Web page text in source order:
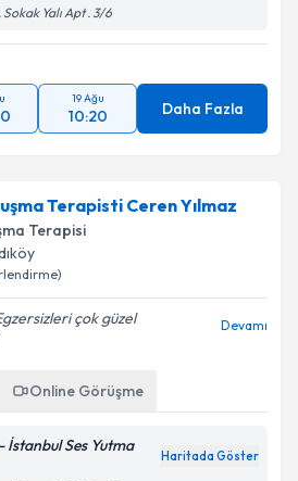
Yalı Apt . 3/6
19 Ağu
10:20 Daha Fazla
Terapisti Ceren Yılmaz
Terapisi
çok güzel
Devamı
Online Görüşme
İstanbul Ses Yutma
Haritada Göster